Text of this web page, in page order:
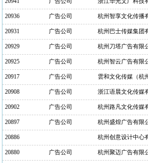
20936 广告公司 杭州智享文化传播
20931 广告公司 杭州巴士传媒集团
20929 广告公司 杭州刀塔广告有限
20925 广告公司 杭州智云广告有限
20917 广告公司 雲和文化传媒（杭
20908 广告公司 浙江语晨文化传媒
20902 广告公司 杭州路凡文化传媒
20897 广告公司 杭州盛煌广告有限
20886 杭州创意设计中心
20880 广告公司 杭州聚迈广告有限